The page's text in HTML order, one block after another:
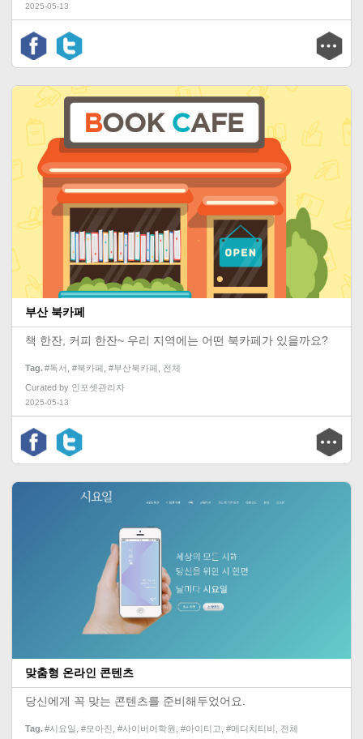
2025-05-13
부산 북카페
책 한잔, 커피 한잔~ 우리 지역에는 어떤 북카페가 있을까요?
Tag #독서 #북카페 #부산북카페
전체
Curated by 인포셋관리자
2025-05-13
맞춤형 온라인 콘텐츠
당신에게 꼭 맞는 콘텐츠를 준비해두었어요.
Tag #시요일 #모아진 #사이버어학원 #아이티고 #메디치티비 전체